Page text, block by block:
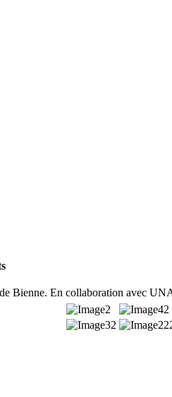
Bienne. En collaboration avec